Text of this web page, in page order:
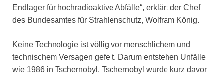
Endlager für hochradioaktive Abfälle“, erklärt der Chef
des Bundesamtes für Strahlenschutz, Wolfram König.
Keine Technologie ist völlig vor menschlichem und
technischem Versagen gefeit. Darum entstehen Unfälle
wie 1986 in Tschernobyl. Tschernobyl wurde kurz davor